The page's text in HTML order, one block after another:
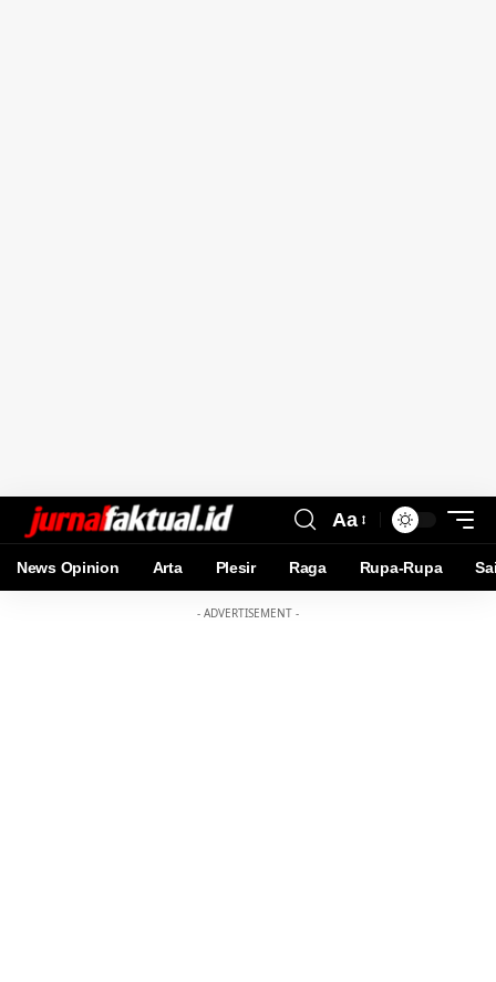
Aa
News Opinion Arta Plesir Raga Rupa-Rupa
- ADVERTISEMENT -